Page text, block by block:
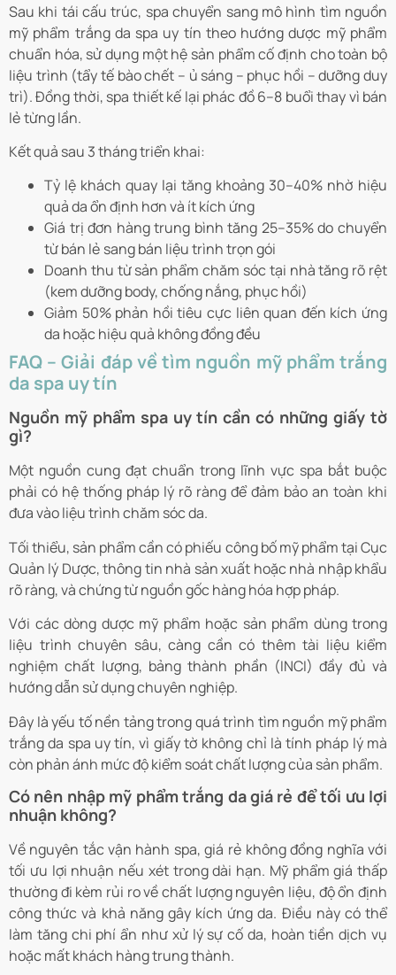
Sau khi tái cấu trúc, spa chuyển sang mô hình tìm nguồn
mỹ phẩm trắng da spa uy tín theo hướng dược mỹ phẩm
chuẩn hóa, sử dụng một hệ sản phẩm cố định cho toàn bộ
liệu trình (tẩy tế bào chết – ủ sáng – phục hồi – dưỡng duy
trì). Đồng thời, spa thiết kế lại phác đồ 6–8 buổi thay vì bán
lẻ từng lần.
Kết quả sau 3 tháng triển khai:
Tỷ lệ khách quay lại tăng khoảng 30–40% nhờ hiệu
quả da ổn định hơn và ít kích ứng
Giá trị đơn hàng trung bình tăng 25–35% do chuyển
từ bán lẻ sang bán liệu trình trọn gói
Doanh thu từ sản phẩm chăm sóc tại nhà tăng rõ rệt
(kem dưỡng body, chống nắng, phục hồi)
Giảm 50% phản hồi tiêu cực liên quan đến kích ứng
da hoặc hiệu quả không đồng đều
FAQ – Giải đáp về tìm nguồn mỹ phẩm trắng
da spa uy tín
Nguồn mỹ phẩm spa uy tín cần có những giấy tờ
gì?
Một nguồn cung đạt chuẩn trong lĩnh vực spa bắt buộc
phải có hệ thống pháp lý rõ ràng để đảm bảo an toàn khi
đưa vào liệu trình chăm sóc da.
Tối thiểu, sản phẩm cần có phiếu công bố mỹ phẩm tại Cục
Quản lý Dược, thông tin nhà sản xuất hoặc nhà nhập khẩu
rõ ràng, và chứng từ nguồn gốc hàng hóa hợp pháp.
Với các dòng dược mỹ phẩm hoặc sản phẩm dùng trong
liệu trình chuyên sâu, càng cần có thêm tài liệu kiểm
nghiệm chất lượng, bảng thành phần (INCI) đầy đủ và
hướng dẫn sử dụng chuyên nghiệp.
Đây là yếu tố nền tảng trong quá trình tìm nguồn mỹ phẩm
trắng da spa uy tín, vì giấy tờ không chỉ là tính pháp lý mà
còn phản ánh mức độ kiểm soát chất lượng của sản phẩm.
Có nên nhập mỹ phẩm trắng da giá rẻ để tối ưu lợi
nhuận không?
Về nguyên tắc vận hành spa, giá rẻ không đồng nghĩa với
tối ưu lợi nhuận nếu xét trong dài hạn. Mỹ phẩm giá thấp
thường đi kèm rủi ro về chất lượng nguyên liệu, độ ổn định
công thức và khả năng gây kích ứng da. Điều này có thể
làm tăng chi phí ẩn như xử lý sự cố da, hoàn tiền dịch vụ
hoặc mất khách hàng trung thành.